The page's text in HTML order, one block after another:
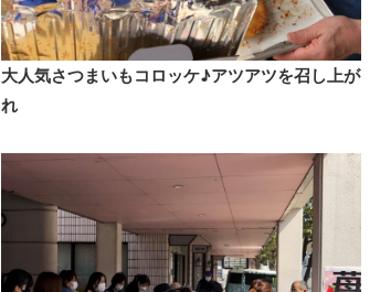
大人気さつまいもコロッケ♪アツアツを召し上が
れ